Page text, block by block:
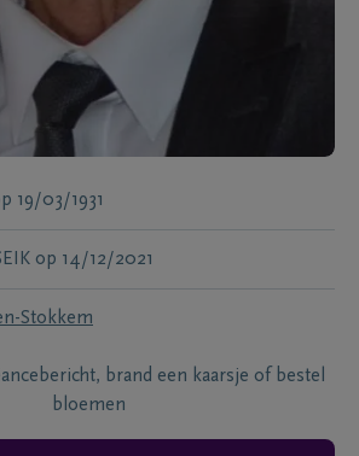
19/03/1931
op 14/12/2021
Stokkem
brand een kaarsje of bestel
bloemen